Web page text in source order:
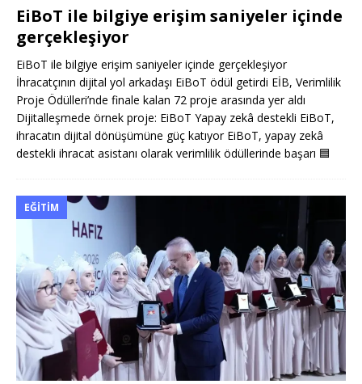
EiBoT ile bilgiye erişim saniyeler içinde
gerçekleşiyor
EiBoT ile bilgiye erişim saniyeler içinde gerçekleşiyor
İhracatçının dijital yol arkadaşı EiBoT ödül getirdi EİB, Verimlilik
Proje Ödülleri’nde finale kalan 72 proje arasında yer aldı
Dijitalleşmede örnek proje: EiBoT Yapay zekâ destekli EiBoT,
ihracatın dijital dönüşümüne güç katıyor EiBoT, yapay zekâ
destekli ihracat asistanı olarak verimlilik ödüllerinde başarı 🟦
EĞITIM